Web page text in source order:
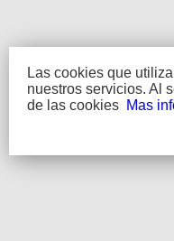
Las cookies que
nuestros servicios. Al
de las cookies
Mas